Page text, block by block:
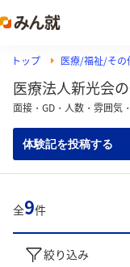
トップ 医療/福祉/その
医療法人新光会
面接・GD・人数・雰囲気
体験記を投稿する
全9件
絞り込み